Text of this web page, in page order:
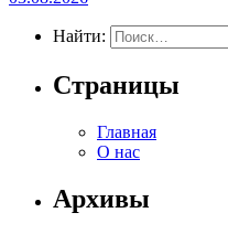
Найти:
Страницы
Главная
О нас
Архивы